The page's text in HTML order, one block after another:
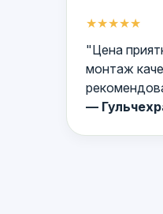
★★★★★
"Цена
монтаж
—